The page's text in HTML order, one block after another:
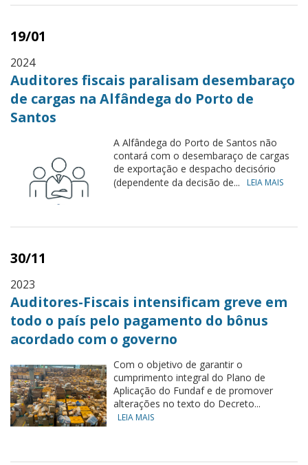
19/01
2024
Auditores fiscais paralisam desembaraço
de cargas na Alfândega do Porto de
Santos
A Alfândega do Porto de Santos não
contará com o desembaraço de cargas
de exportação e despacho decisório
(dependente da decisão de...
LEIA MAIS
30/11
2023
Auditores-Fiscais intensificam greve em
todo o país pelo pagamento do bônus
acordado com o governo
Com o objetivo de garantir o
cumprimento integral do Plano de
Aplicação do Fundaf e de promover
alterações no texto do Decreto...
LEIA MAIS